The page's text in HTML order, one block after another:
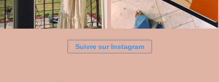
Suivre sur Instagram